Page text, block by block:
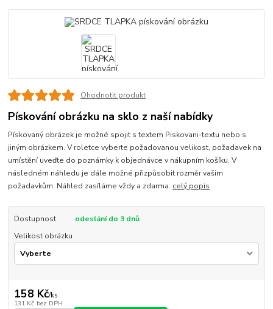
Ohodnotit produkt
Pískování obrázku na sklo z naší nabídky
Pískovaný obrázek je možné spojit s textem Piskovani-textu nebo s
jiným obrázkem. V roletce vyberte požadovanou velikost, požadavek na
umístění uveďte do poznámky k objednávce v nákupním košíku. V
následném náhledu je dále možné přizpůsobit rozměr vašim
požadavkům. Náhled zasíláme vždy a zdarma. celý popis
Dostupnost
odeslání do 3 dnů
Velikost obrázku
158 Kč/ks
131 Kč bez DPH